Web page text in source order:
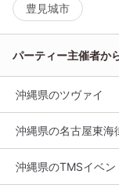
豊見城市
パーティー主催者か
沖縄県のツヴァイ
沖縄県の名古屋東海
沖縄県のTMSイベン